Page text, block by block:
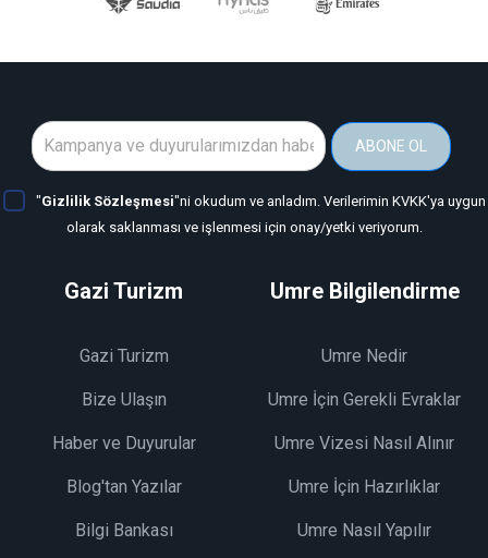
ABONE OL
"Gizlilik Sözleşmesi"ni okudum ve anladım. Verilerimin KVKK'ya uygun
olarak saklanması ve işlenmesi için onay/yetki veriyorum.
Gazi Turizm
Gazi Turizm
Bize Ulaşın
Haber ve Duyurular
Blog'tan Yazılar
Bilgi Bankası
Umre Bilgilendirme
Umre Nedir
Umre İçin Gerekli Evraklar
Umre Vizesi Nasıl Alınır
Umre İçin Hazırlıklar
Umre Nasıl Yapılır